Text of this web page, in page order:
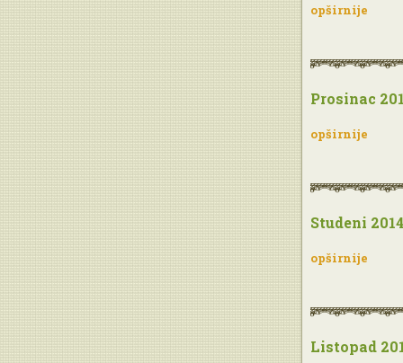
opširnije
Prosinac
opširnije
Studeni
opširnije
Listopad